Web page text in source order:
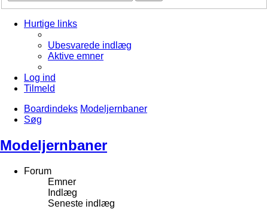
Hurtige links
Ubesvarede indlæg
Aktive emner
Log ind
Tilmeld
Boardindeks Modeljernbaner
Søg
Modeljernbaner
Forum
Emner
Indlæg
Seneste indlæg